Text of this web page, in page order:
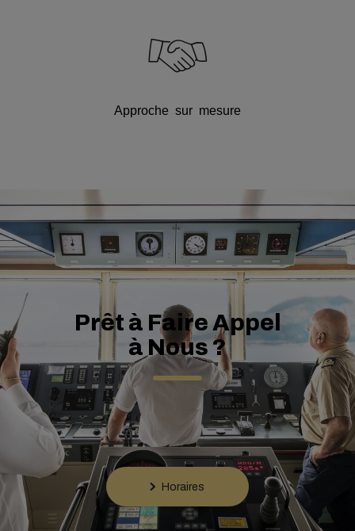
Approche sur mesure
Prêt à Faire Appel
à Nous ?
Horaires